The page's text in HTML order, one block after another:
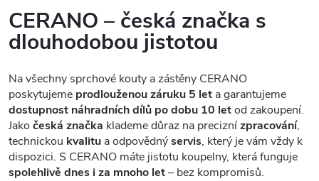
CERANO – česká značka s
dlouhodobou jistotou
Na všechny sprchové kouty a zástěny CERANO
poskytujeme prodlouženou záruku 5 let a garantujeme
dostupnost náhradních dílů po dobu 10 letod zakoupení.
Jako česká značka klademe důraz na preciznízpracování,
technickou kvalitu a odpovědnýservis, který je vám vždy k
dispozici. S CERANO máte jistotu koupelny, která funguje
spolehlivě dnes i za mnoho let– bez kompromisů.